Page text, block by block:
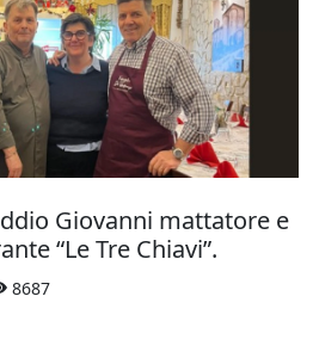
Giovanni mattatore e
“Le Tre Chiavi”.
8687